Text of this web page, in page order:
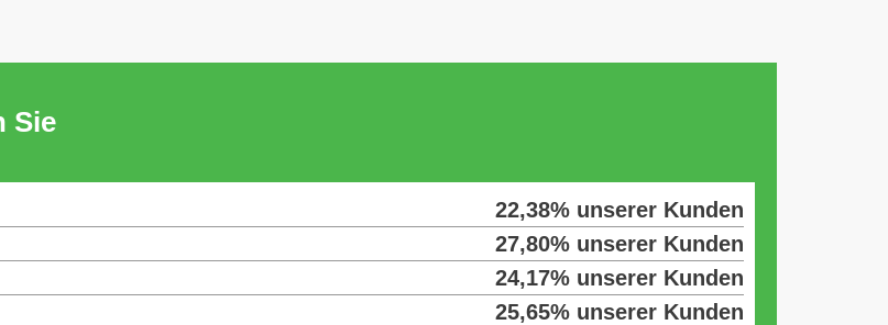
Sie
22,38% unserer Kunden
27,80% unserer Kunden
24,17% unserer Kunden
25,65% unserer Kunden